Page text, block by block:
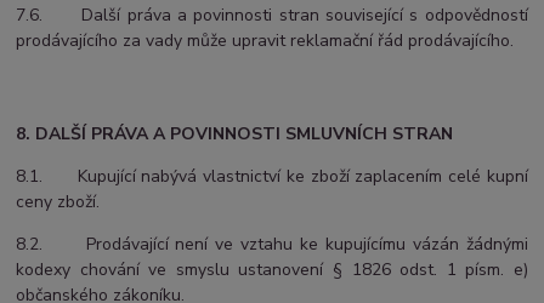
7.6. Další práva a povinnosti stran související s odpovědností
prodávajícího za vady může upravit reklamační řád prodávajícího.
8. DALŠÍ PRÁVA A POVINNOSTI SMLUVNÍCH STRAN
8.1. Kupující nabývá vlastnictví ke zboží zaplacením celé kupní
ceny zboží.
8.2. Prodávající není ve vztahu ke kupujícímu vázán žádnými
kodexy chování ve smyslu ustanovení § 1826 odst. 1 písm. e)
občanského zákoníku.